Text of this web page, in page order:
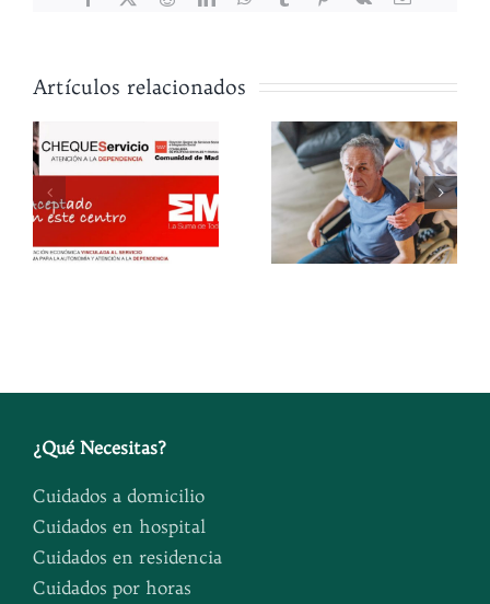
Artículos relacionados
El síndrome
del cuidador
quemado:
cómo
prevenirlo y
qué
Cuándo es
el momento
de contratar
un cuidador
a domicilio
¿Qué Necesitas?
Cuidados a domicilio
Cuidados en hospital
Cuidados en residencia
Cuidados por horas